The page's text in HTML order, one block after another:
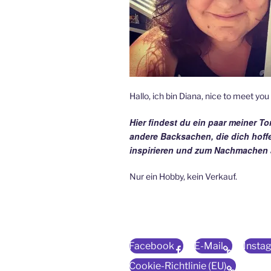
Hallo, ich bin Diana, nice to meet you
Hier findest du ein paar meiner
andere Backsachen, die dich
inspirieren und zum Nachmachen
Nur ein Hobby, kein Verkauf.
Facebook E-Mail
Cookie-Richtlinie (EU)